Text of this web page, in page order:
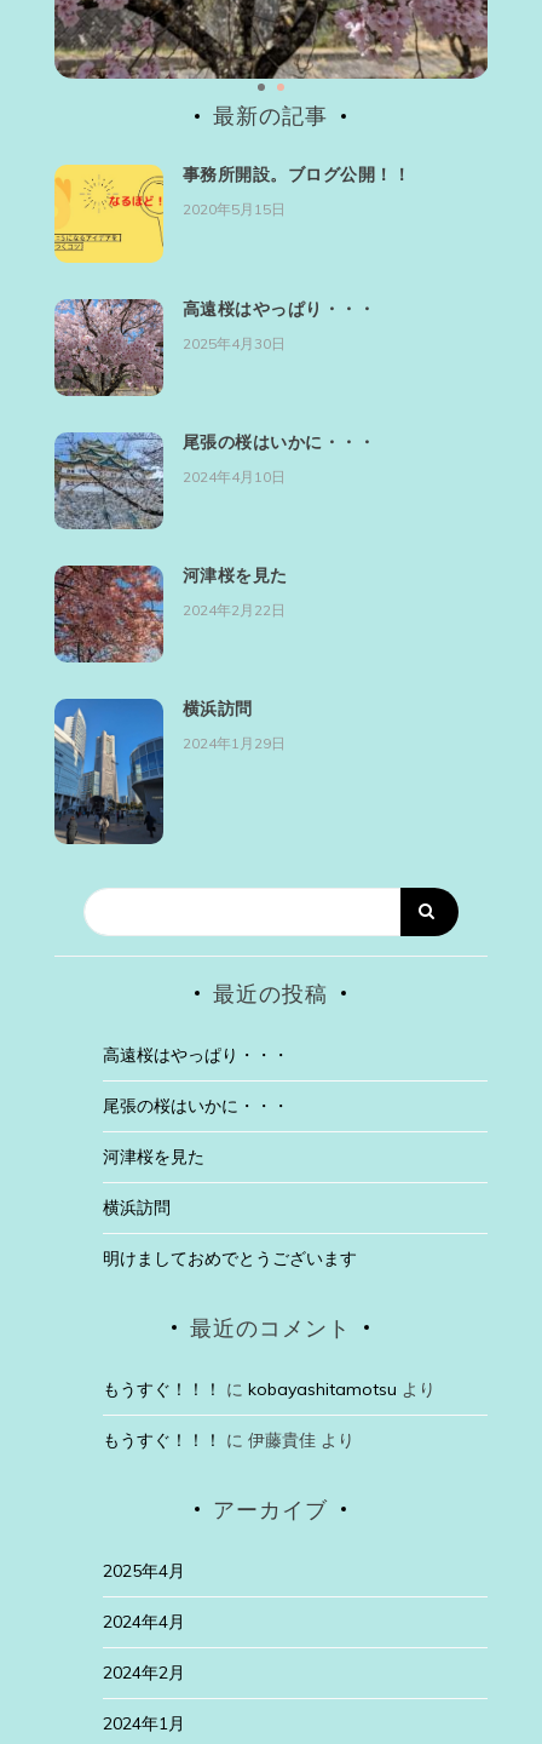
最新の記事
事務所開設。ブログ公開！！
2020年5月15日
高遠桜はやっぱり・・・
2025年4月30日
尾張の桜はいかに・・・
2024年4月10日
河津桜を見た
2024年2月22日
横浜訪問
2024年1月29日
最近の投稿
高遠桜はやっぱり・・・
尾張の桜はいかに・・・
河津桜を見た
横浜訪問
明けましておめでとうございます
最近のコメント
もうすぐ！！！ に kobayashitamotsu より
もうすぐ！！！ に 伊藤貴佳より
アーカイブ
2025年4月
2024年4月
2024年2月
2024年1月